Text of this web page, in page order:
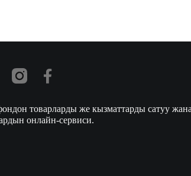
товарларды же кызматтарды сатуу
онлайн-сервиси.